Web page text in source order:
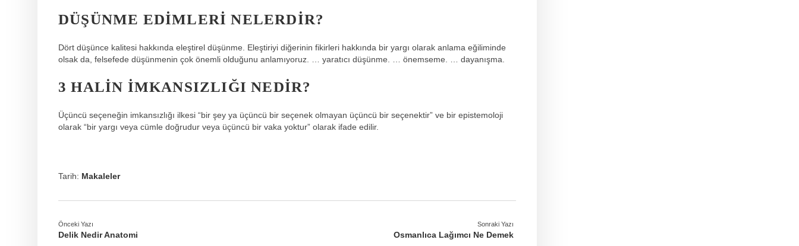
DÜŞÜNME EDIMLERI NELERDIR?
Dört düşünce kalitesi hakkında eleştirel düşünme. Eleştiriyi diğerinin fikirleri hakkında bir yargı olarak anlama eğiliminde
olsak da, felsefede düşünmenin çok önemli olduğunu anlamıyoruz. … yaratıcı düşünme. … önemseme. … dayanışma.
3 HALIN İMKANSIZLIĞI NEDIR?
Üçüncü seçeneğin imkansızlığı ilkesi “bir şey ya üçüncü bir seçenek olmayan üçüncü bir seçenektir” ve bir epistemoloji
olarak “bir yargı veya cümle doğrudur veya üçüncü bir vaka yoktur” olarak ifade edilir.
Tarih: Makaleler
Önceki Yazı
Delik Nedir Anatomi
Sonraki Yazı
Osmanlıca Lağımcı Ne Demek